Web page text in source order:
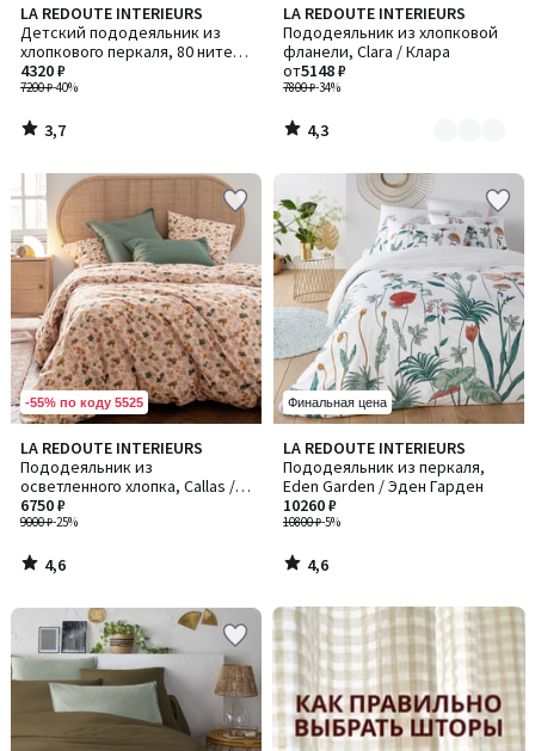
LA REDOUTE INTERIEURS
Детский пододеяльник из
хлопкового перкаля, 80 нитей/
см², Scénario / Сценарио
7200 ₽-40%
4320 ₽
3,7
/ 5
3,7
/
LA REDOUTE INTERIEURS
Пододеяльник из хлопковой
фланели, Clara / Клара
7800 ₽-34%
от5148 ₽
4,3
/ 5
Количество
цветов:
3
4,3
/
-55% по коду 5525
LA REDOUTE INTERIEURS
Пододеяльник из
осветленного хлопка, Callas /
Каллас
9000 ₽-25%
6750 ₽
4,6
/ 5
4,6
/
Финальная цена
LA REDOUTE INTERIEURS
Пододеяльник из перкаля,
Eden Garden / Эден Гарден
10800 ₽-5%
10260 ₽
4,6
/ 5
4,6
/
-